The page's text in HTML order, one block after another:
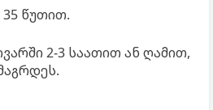
35 წუთით.
2-3 საათით ან ღამით,